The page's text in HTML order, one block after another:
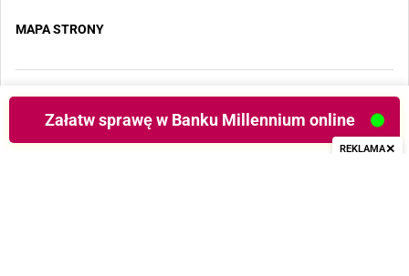
MAPA STRONY
Copyright 2025 - Wszystkie prawa zastrzeżone
REKLAMA✕
Załatw sprawę w Banku Millennium online